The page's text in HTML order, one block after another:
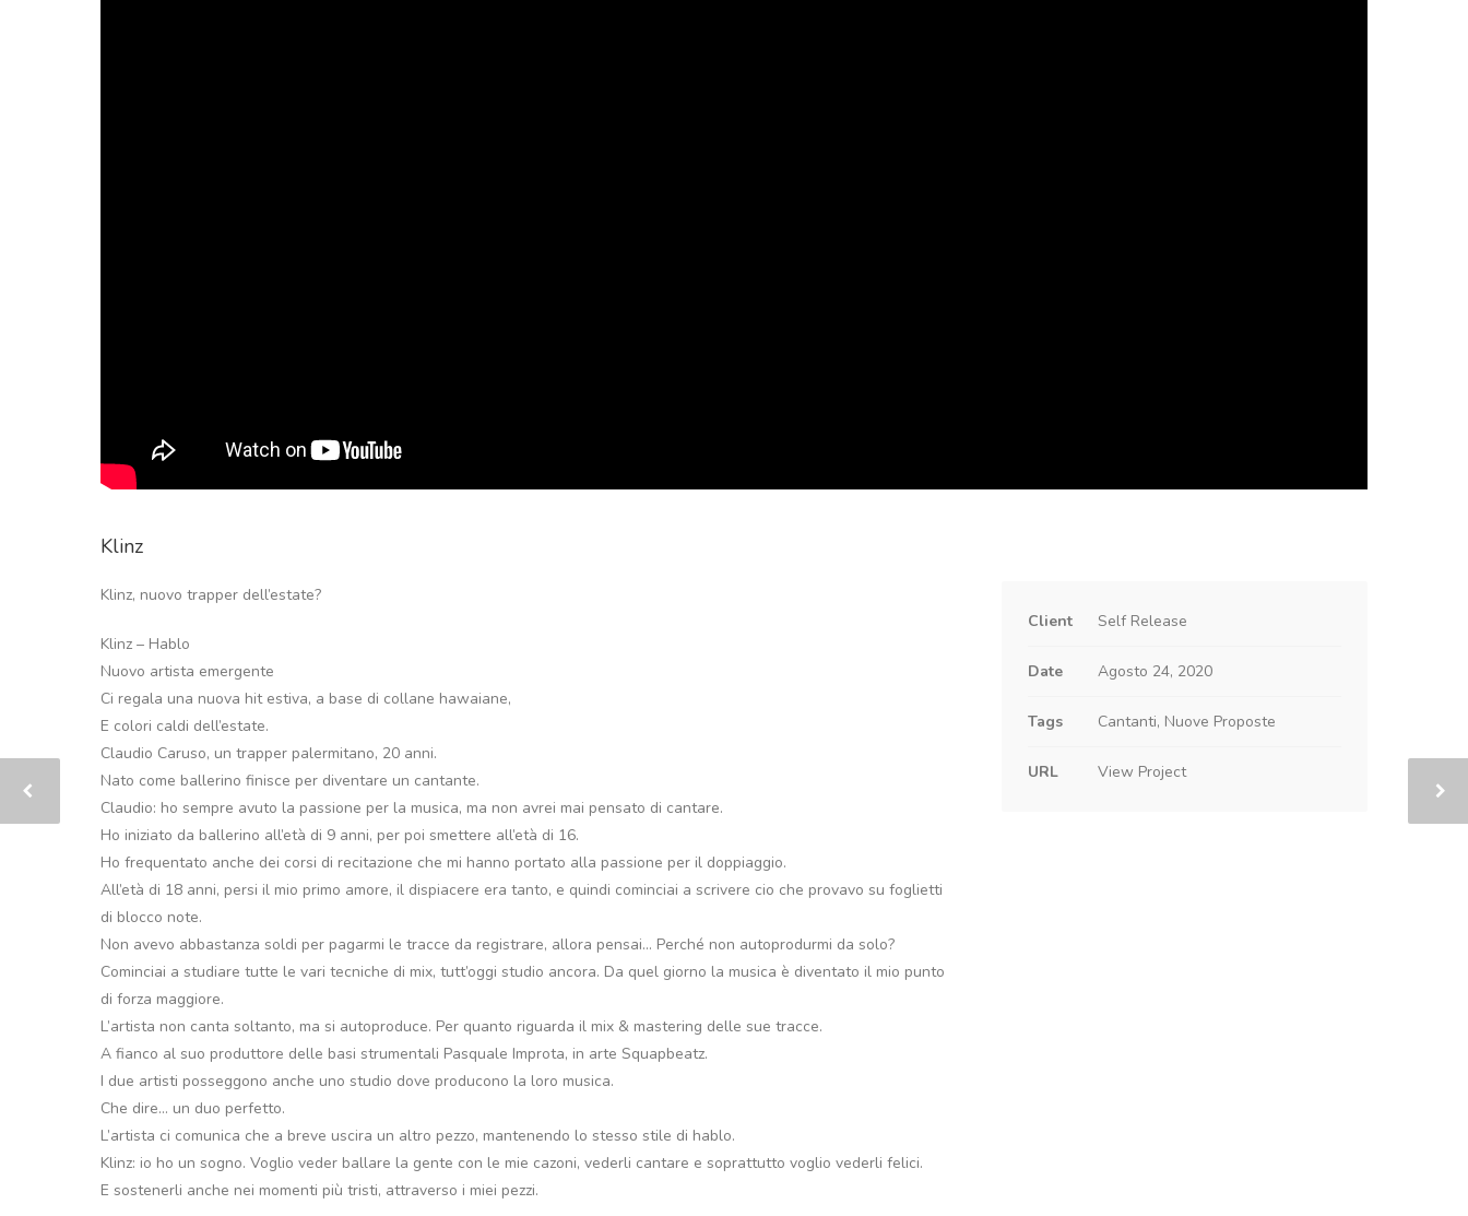
Klinz
Klinz, nuovo trapper dell’estate?
Klinz – Hablo
Nuovo artista emergente
Ci regala una nuova hit estiva, a base di collane hawaiane,
E colori caldi dell’estate.
Claudio Caruso, un trapper palermitano, 20 anni.
Nato come ballerino finisce per diventare un cantante.
Claudio: ho sempre avuto la passione per la musica, ma non avrei mai pensato di cantare.
Ho iniziato da ballerino all’età di 9 anni, per poi smettere all’età di 16.
Ho frequentato anche dei corsi di recitazione che mi hanno portato alla passione per il doppiaggio.
All’età di 18 anni, persi il mio primo amore, il dispiacere era tanto, e quindi cominciai a scrivere cio che provavo su foglietti
di blocco note.
Non avevo abbastanza soldi per pagarmi le tracce da registrare, allora pensai… Perché non autoprodurmi da solo?
Cominciai a studiare tutte le vari tecniche di mix, tutt’oggi studio ancora. Da quel giorno la musica è diventato il mio punto
di forza maggiore.
L’artista non canta soltanto, ma si autoproduce. Per quanto riguarda il mix & mastering delle sue tracce.
A fianco al suo produttore delle basi strumentali Pasquale Improta, in arte Squapbeatz.
I due artisti posseggono anche uno studio dove producono la loro musica.
Che dire… un duo perfetto.
L’artista ci comunica che a breve uscira un altro pezzo, mantenendo lo stesso stile di hablo.
Klinz: io ho un sogno. Voglio veder ballare la gente con le mie cazoni, vederli cantare e soprattutto voglio vederli felici.
E sostenerli anche nei momenti più tristi, attraverso i miei pezzi.
Client Self Release
Date Agosto 24, 2020
Tags Cantanti, Nuove Proposte
URL View Project